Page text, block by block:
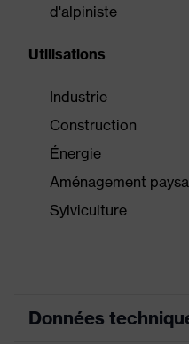
d'alpiniste
Utilisations
Industrie
Construction
Énergie
Aménagement
Sylviculture
Données